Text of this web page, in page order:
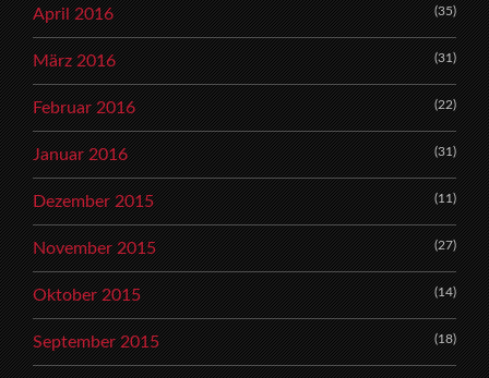
April 2016 (35)
März 2016 (31)
Februar 2016 (22)
Januar 2016 (31)
Dezember 2015 (11)
November 2015 (27)
Oktober 2015 (14)
September 2015 (18)